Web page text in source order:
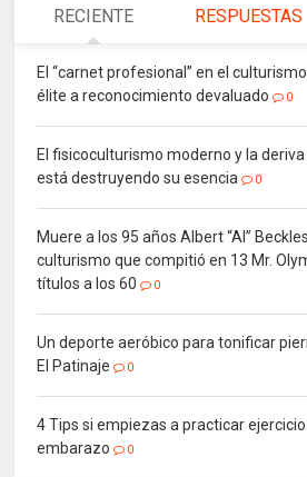
RECIENTE RESPUESTAS
El “carnet profesional” en el
élite a reconocimiento devaluado
0
El fisicoculturismo moderno y la
está destruyendo su esencia
0
Muere a los 95 años Albert “Al”
culturismo que compitió en 13 Mr.
títulos a los 60
0
Un deporte aeróbico para tonificar
El Patinaje
0
4 Tips si empiezas a practicar ejercicio
embarazo
0